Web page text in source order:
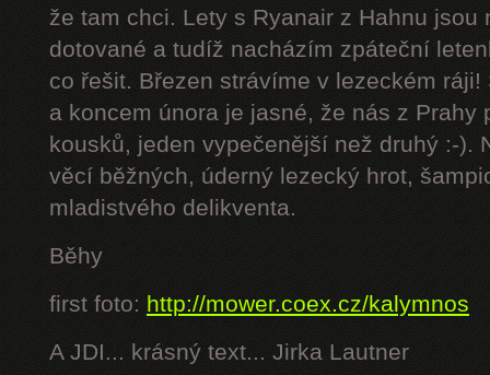
že tam chci. Lety s Ryanair z Hahnu
dotované a tudíž nacházím zpáteční
co řešit. Březen strávíme v lezeckém
a koncem února je jasné, že nás z Prahy
kousků, jeden vypečenější než druhý :-).
věcí běžných, úderný lezecký hrot,
mladistvého delikventa.
Běhy
first foto: http://mower.coex.cz/kalymnos
A JDI... krásný text... Jirka Lautner